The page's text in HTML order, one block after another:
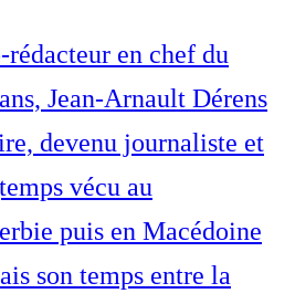
en chef du
Jean-Arnault Dérens
devenu journaliste et
vécu au
puis en Macédoine
son temps entre la